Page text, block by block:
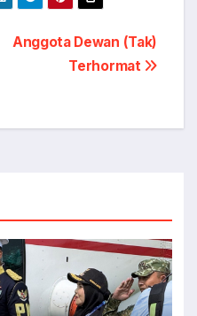
Anggota Dewan (Tak)
Terhormat